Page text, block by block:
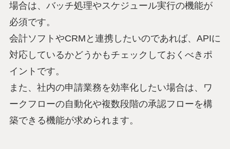
場合は、バッチ処理やスケジュール実行の機能が
必須です。
会計ソフトやCRMと連携したいのであれば、APIに
対応しているかどうかもチェックしておくべきポ
イントです。
また、社内の申請業務を効率化したい場合は、ワ
ークフローの自動化や複数段階の承認フローを構
築できる機能が求められます。